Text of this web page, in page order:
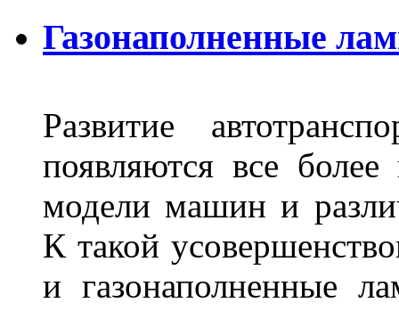
Газонаполненные
Развитие
появляются все
модели машин и
К такой
и газонаполненные